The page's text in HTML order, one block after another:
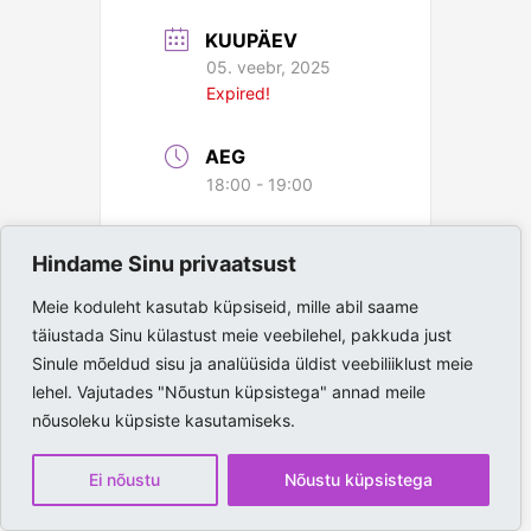
Hindame Sinu privaatsust
Meie koduleht kasutab küpsiseid, mille abil saame
täiustada Sinu külastust meie veebilehel, pakkuda just
Sinule mõeldud sisu ja analüüsida üldist veebiliiklust meie
lehel. Vajutades "Nõustun küpsistega" annad meile
nõusoleku küpsiste kasutamiseks.
Ei nõustu Nõustu küpsistega
KUUPÄEV
05. veebr, 2025
Expired!
AEG
18:00 - 19:00